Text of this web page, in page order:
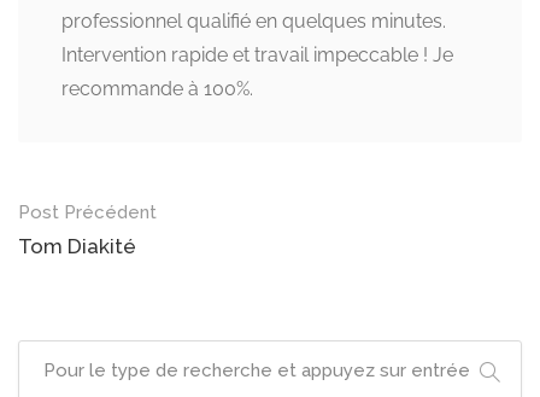
professionnel qualifié en quelques minutes.
Intervention rapide et travail impeccable ! Je
recommande à 100%.
Post
navigation
Post Précédent
Tom Diakité